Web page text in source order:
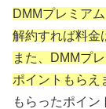
DMMプレミア
解約すれば料金
また、DMMプ
ポイントもらえ
もらったポイン